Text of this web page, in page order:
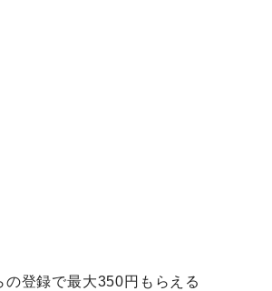
の登録で最大350円もらえる